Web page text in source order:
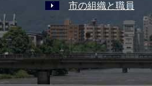
市の組織と職員